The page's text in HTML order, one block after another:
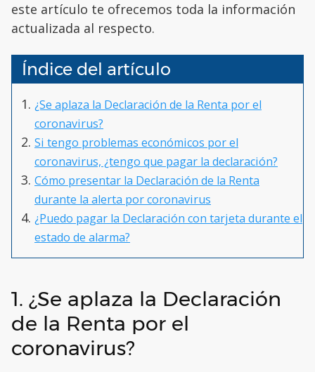
este artículo te ofrecemos toda la información
actualizada al respecto.
Índice del artículo
¿Se aplaza la Declaración de la Renta por el
coronavirus?
Si tengo problemas económicos por el
coronavirus, ¿tengo que pagar la declaración?
Cómo presentar la Declaración de la Renta
durante la alerta por coronavirus
¿Puedo pagar la Declaración con tarjeta durante el
estado de alarma?
1. ¿Se aplaza la Declaración
de la Renta por el
coronavirus?